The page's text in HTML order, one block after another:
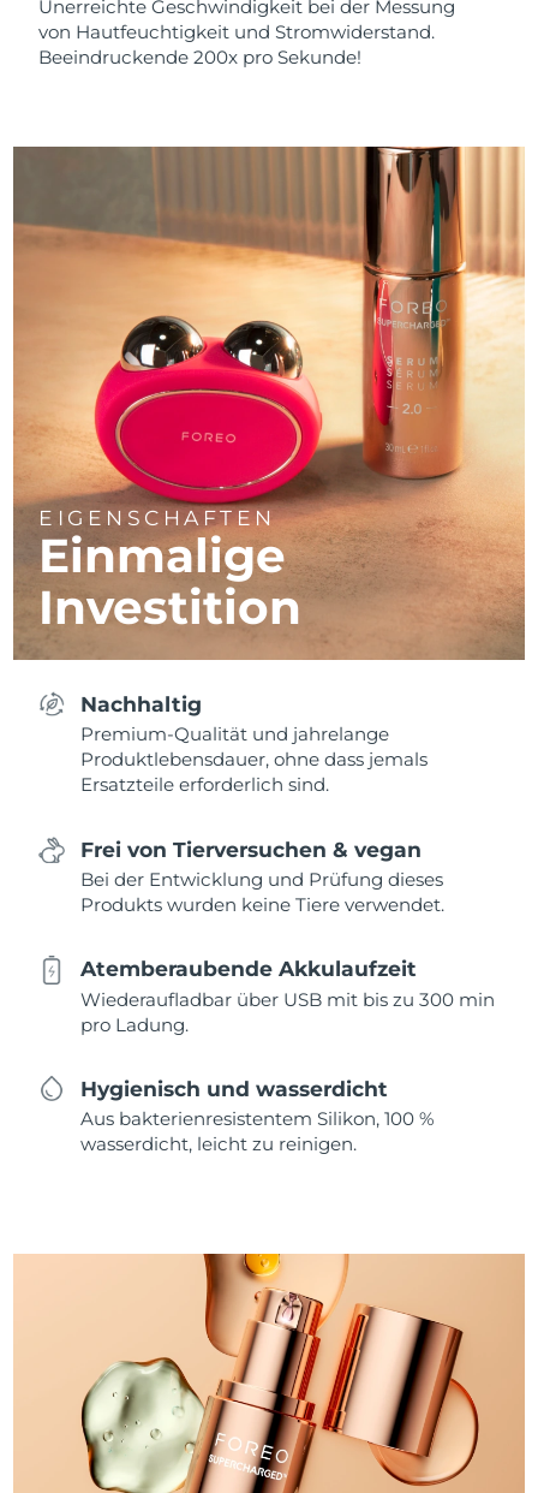
Unerreichte Geschwindigkeit bei der Messung
von Hautfeuchtigkeit und Stromwiderstand.
Beeindruckende 200x pro Sekunde!
EIGENSCHAFTEN
Einmalige
Investition
Nachhaltig
Premium-Qualität und jahrelange
Produktlebensdauer, ohne dass jemals
Ersatzteile erforderlich sind.
Frei von Tierversuchen & vegan
Bei der Entwicklung und Prüfung dieses
Produkts wurden keine Tiere verwendet.
Atemberaubende Akkulaufzeit
Wiederaufladbar über USB mit bis zu 300 min
pro Ladung.
Hygienisch und wasserdicht
Aus bakterienresistentem Silikon, 100 %
wasserdicht, leicht zu reinigen.